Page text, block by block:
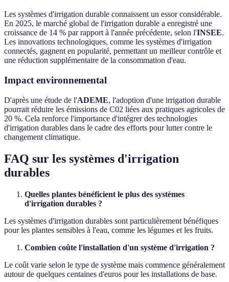
Les systèmes d'irrigation durable connaissent un essor considérable.
En 2025, le marché global de l'irrigation durable a enregistré une
croissance de 14 % par rapport à l'année précédente, selon l'INSEE.
Les innovations technologiques, comme les systèmes d'irrigation
connectés, gagnent en popularité, permettant un meilleur contrôle et
une réduction supplémentaire de la consommation d'eau.
Impact environnemental
D'après une étude de l'ADEME, l'adoption d'une irrigation durable
pourrait réduire les émissions de C02 liées aux pratiques agricoles de
20 %. Cela renforce l'importance d'intégrer des technologies
d'irrigation durables dans le cadre des efforts pour lutter contre le
changement climatique.
FAQ sur les systèmes d'irrigation
durables
Quelles plantes bénéficient le plus des systèmes
d'irrigation durables ?
Les systèmes d'irrigation durables sont particulièrement bénéfiques
pour les plantes sensibles à l'eau, comme les légumes et les fruits.
Combien coûte l'installation d'un système d'irrigation ?
Le coût varie selon le type de système mais commence généralement
autour de quelques centaines d'euros pour les installations de base.